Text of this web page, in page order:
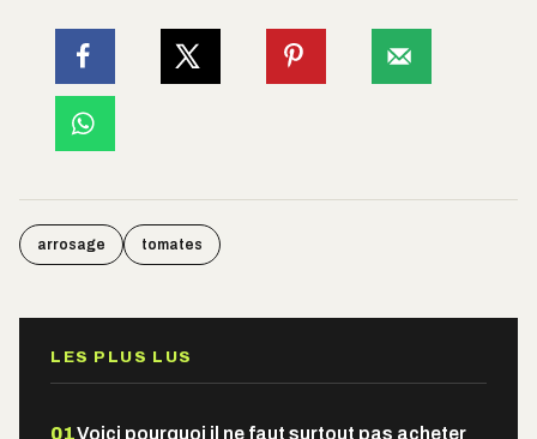
arrosage tomates
LES PLUS LUS
01Voici pourquoi il ne faut surtout pas acheter